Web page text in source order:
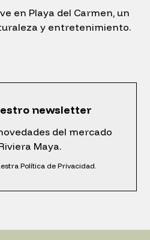
en Playa del Carmen, un
y entretenimiento.
newsletter
del mercado
Maya.
Política de Privacidad.